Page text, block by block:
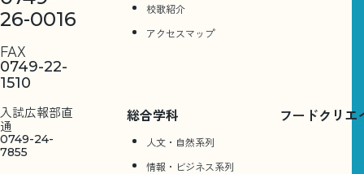
26-0016
FAX
0749-22-
1510
入試広報部直
通
0749-24-
7855
校歌紹介
アクセスマップ
総合学科
人文・自然系列
情報・ビジネス系列
フードクリエ